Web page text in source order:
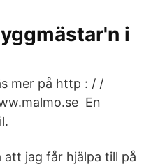
i
mer på http : / /
En
att jag får hjälpa till på